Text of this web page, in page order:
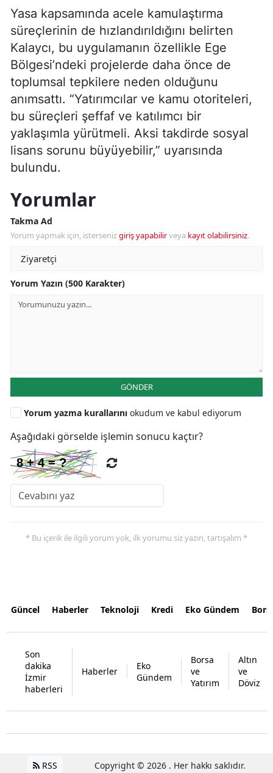
Yasa kapsamında acele kamulaştırma
süreçlerinin de hızlandırıldığını belirten
Kalaycı, bu uygulamanın özellikle Ege
Bölgesi’ndeki projelerde daha önce de
toplumsal tepkilere neden olduğunu
anımsattı. “Yatırımcılar ve kamu otoriteleri,
bu süreçleri şeffaf ve katılımcı bir
yaklaşımla yürütmeli. Aksi takdirde sosyal
lisans sorunu büyüyebilir,” uyarısında
bulundu.
Yorumlar
Takma Ad
Yorum yapmak için, istersenizgiriş yapabilirveya kayıt olabilirsiniz.
Yorum Yazın (500 Karakter)
GÖNDER
Yorum yazma kurallarını okudum ve kabul ediyorum
Aşağıdaki görselde işlemin sonucu kaçtır?
* Bu içerik ile ilgili yorum yok, ilk yorumu siz yazın, tartışalım *
Güncel Haberler Teknoloji Kredi Eko Gündem
Son
dakika
İzmir
haberleri
Haberler
Eko
Gündem
Borsa
ve
Yatırım
Altın
ve
Döviz
RSS Copyright © 2026 . Her hakkı saklıdır.